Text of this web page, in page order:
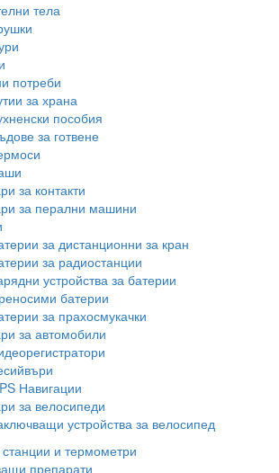
тела
потреби
за храна
пособия
за готвене
за контакти
за перални машини
за дистанционни за кран
за радиостанции
устройства за батерии
батерии
за прахосмукачки
за автомобили
Навигации
за велосипеди
устройства за велосипед
и термометри
препарати